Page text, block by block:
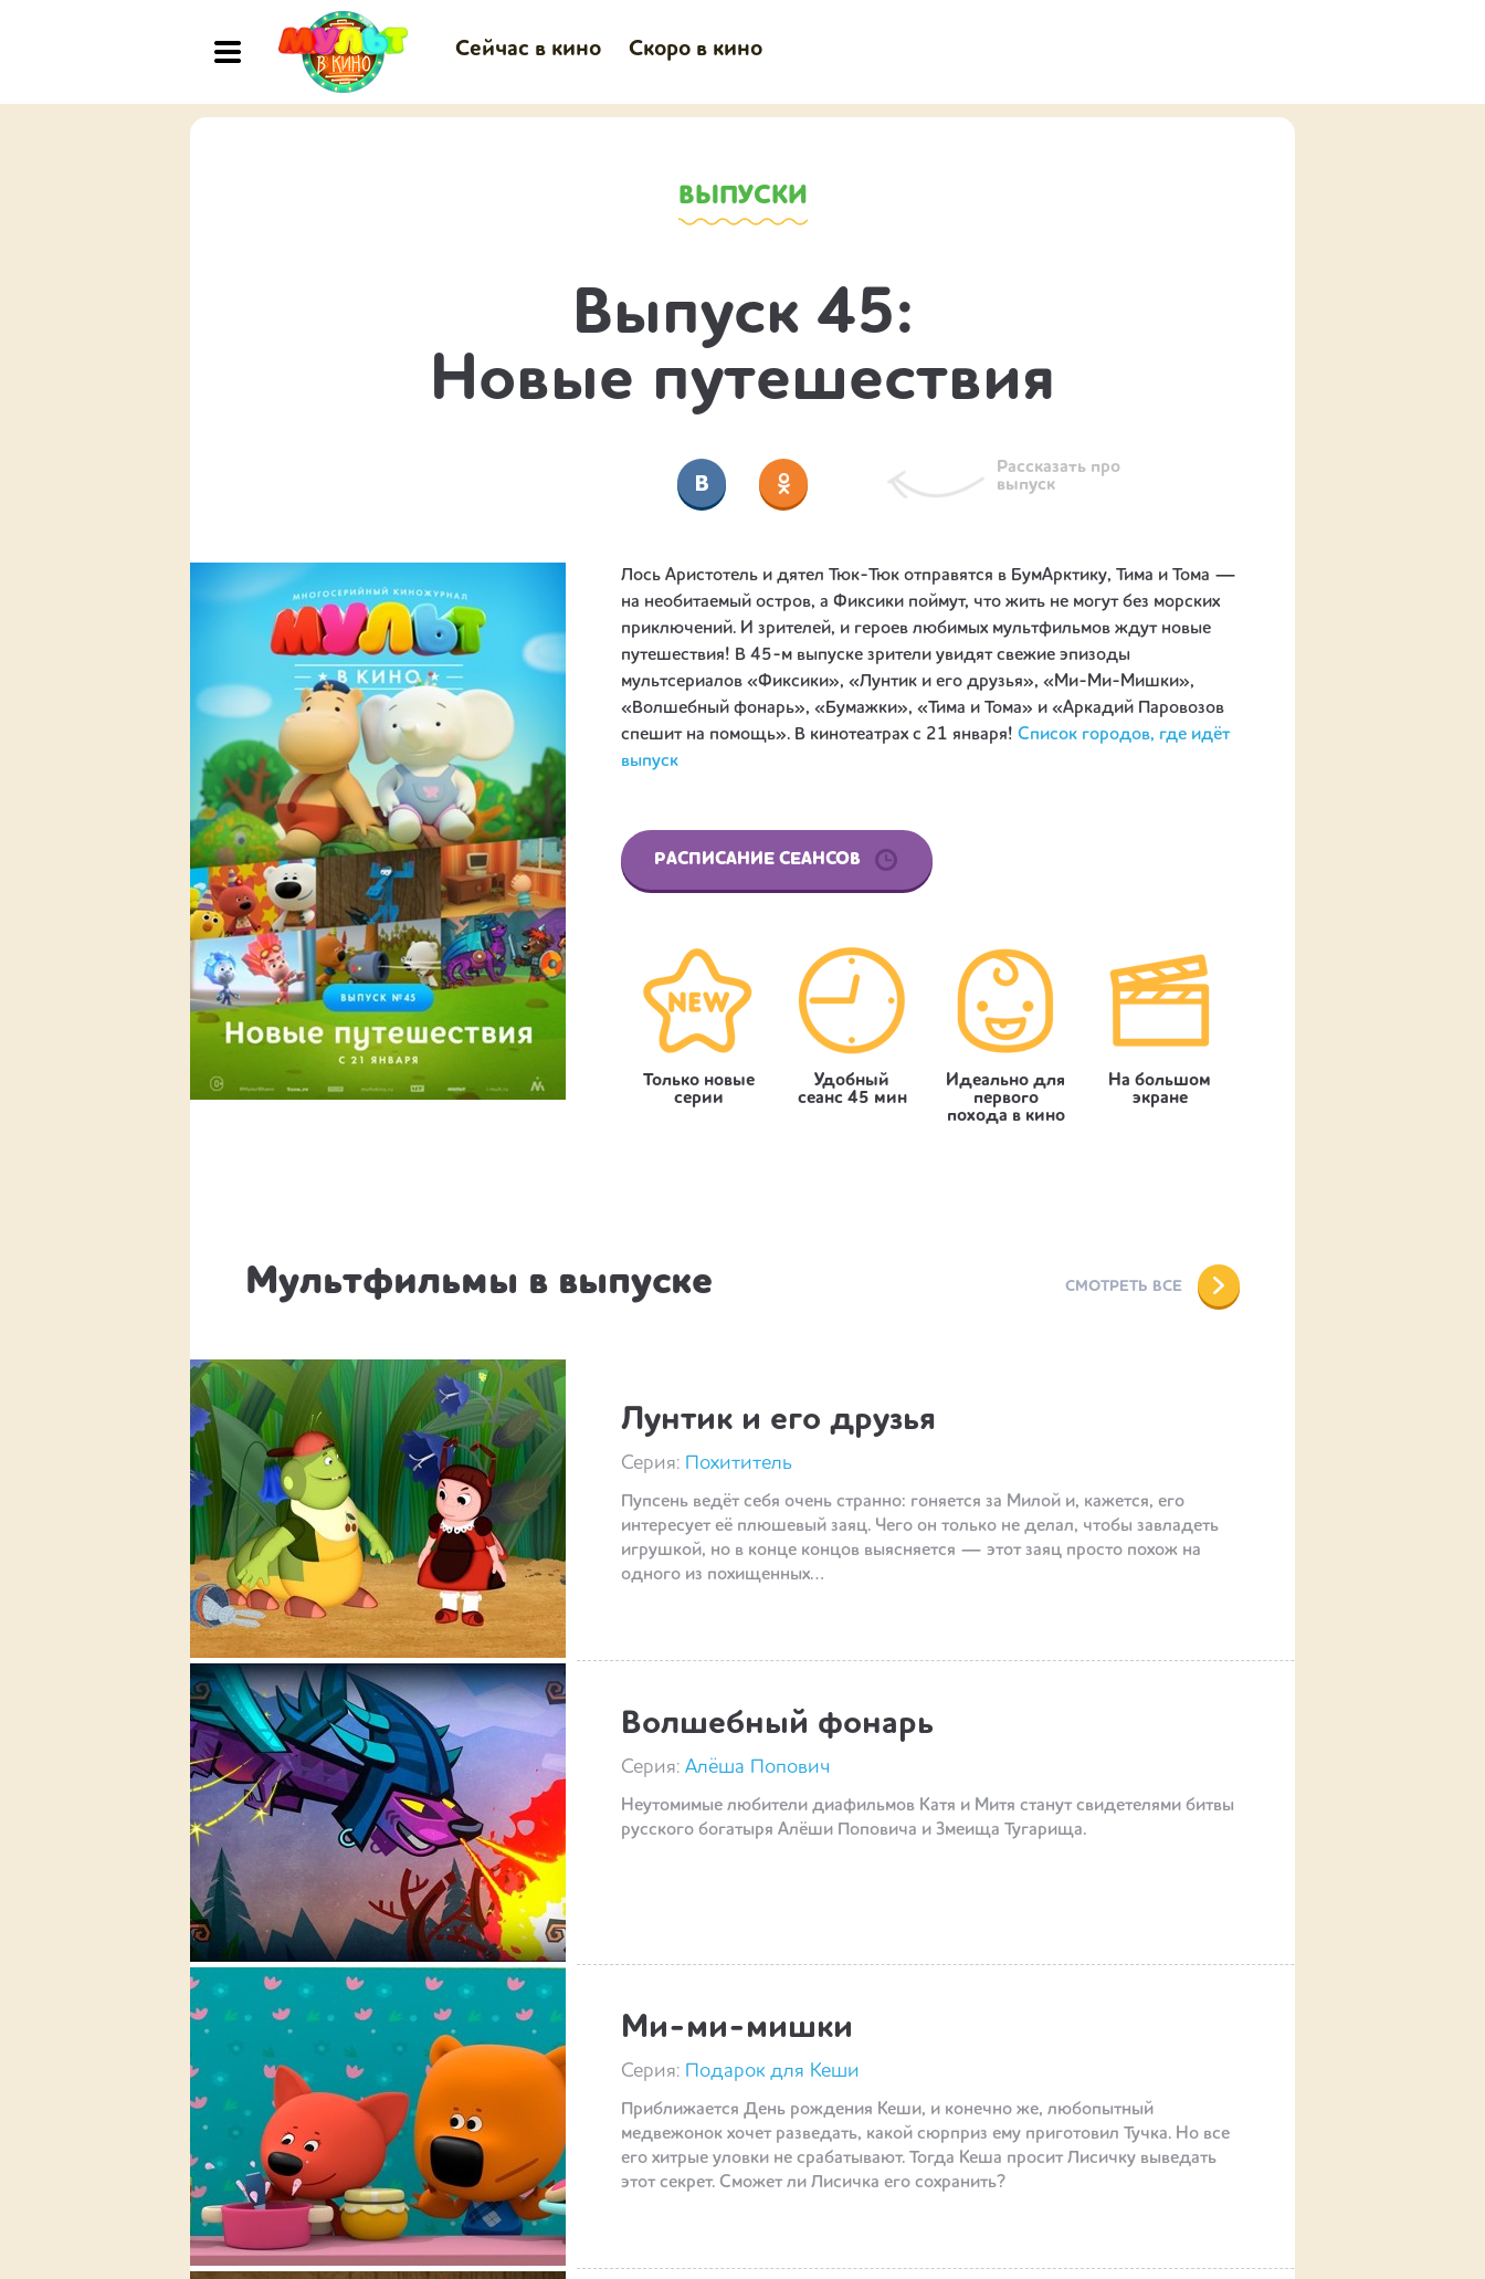
Сейчас в кино Скоро в кино
ВЫПУСКИ
Выпуск 45:
Новые путешествия
Рассказать про
выпуск
Лось Аристотель и дятел Тюк-Тюк отправятся в БумАрктику, Тима и Тома —
на необитаемый остров, а Фиксики поймут, что жить не могут без морских
приключений. И зрителей, и героев любимых мультфильмов ждут новые
путешествия! В 45-м выпуске зрители увидят свежие эпизоды
мультсериалов «Фиксики», «Лунтик и его друзья», «Ми-Ми-Мишки»,
«Волшебный фонарь», «Бумажки», «Тима и Тома» и «Аркадий Паровозов
спешит на помощь». В кинотеатрах с 21 января! Список городов, где идёт
выпуск
РАСПИСАНИЕ СЕАНСОВ
Только новые
серии
Удобный
сеанс 45 мин
Идеально для
первого
похода в кино
На большом
экране
Мультфильмы в выпуске СМОТРЕТЬ ВСЕ
Лунтик и его друзья
Серия: Похититель
Пупсень ведёт себя очень странно: гоняется за Милой и, кажется, его
интересует её плюшевый заяц. Чего он только не делал, чтобы завладеть
игрушкой, но в конце концов выясняется — этот заяц просто похож на
одного из похищенных…
Волшебный фонарь
Серия: Алёша Попович
Неутомимые любители диафильмов Катя и Митя станут свидетелями битвы
русского богатыря Алёши Поповича и Змеища Тугарища.
Ми-ми-мишки
Серия: Подарок для Кеши
Приближается День рождения Кеши, и конечно же, любопытный
медвежонок хочет разведать, какой сюрприз ему приготовил Тучка. Но все
его хитрые уловки не срабатывают. Тогда Кеша просит Лисичку выведать
этот секрет. Сможет ли Лисичка его сохранить?